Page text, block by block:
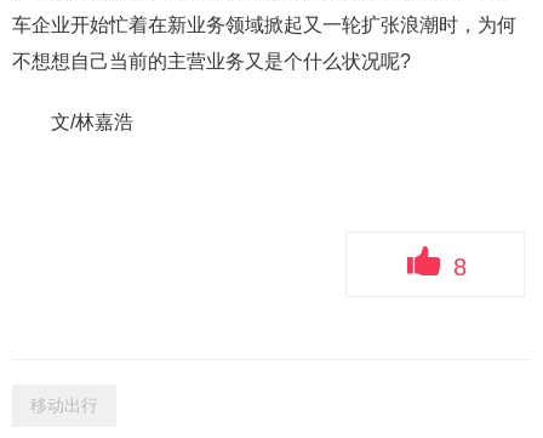
车企业开始忙着在新业务领域掀起又一轮扩张浪潮时，为何
不想想自己当前的主营业务又是个什么状况呢?
文/林嘉浩
8
移动出行